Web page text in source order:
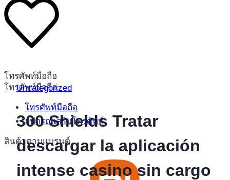
โทรศัพท์มือถือ
โทรศัพท์มือถือ
โทรศัพท์มือถือ
อุปกรณ์เสริมโทรศัพท์
สินค้าตามแบรนด์
Uncategorized
300 Shields Tratar
descargar la aplicación
intense casino sin cargo